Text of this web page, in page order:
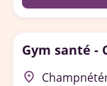
Gym santé -
place